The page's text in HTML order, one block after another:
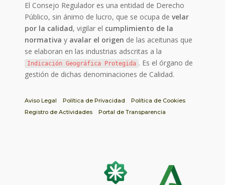
El Consejo Regulador es una entidad de Derecho
Público, sin ánimo de lucro, que se ocupa develar
por la calidad, vigilar el cumplimiento de la
normativa y avalar el origen de las aceitunas que
se elaboran en las industrias adscritas a la
Indicación Geográfica Protegida . Es el órgano de
gestión de dichas denominaciones de Calidad.
Aviso Legal Política de Privacidad
Política de Cookies
Registro de Actividades
Portal de Transparencia